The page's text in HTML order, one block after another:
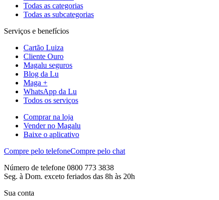
Todas as categorias
Todas as subcategorias
Serviços e benefícios
Cartão Luiza
Cliente Ouro
Magalu seguros
Blog da Lu
Maga +
WhatsApp da Lu
Todos os serviços
Comprar na loja
Vender no Magalu
Baixe o aplicativo
Compre pelo telefoneCompre pelo chat
Número de telefone 0800 773 3838
Seg. à Dom. exceto feriados das 8h às 20h
Sua conta